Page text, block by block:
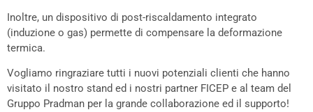
Inoltre, un dispositivo di post-riscaldamento integrato
(induzione o gas) permette di compensare la deformazione
termica.
Vogliamo ringraziare tutti i nuovi potenziali clienti che hanno
visitato il nostro stand ed i nostri partner FICEP e al team del
Gruppo Pradman per la grande collaborazione ed il supporto!